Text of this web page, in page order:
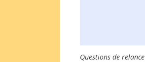
Questions de relance